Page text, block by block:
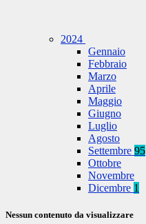
2024
Gennaio
Febbraio
Marzo
Aprile
Maggio
Giugno
Luglio
Agosto
Settembre 95
Ottobre
Novembre
Dicembre 1
Nessun contenuto da visualizzare